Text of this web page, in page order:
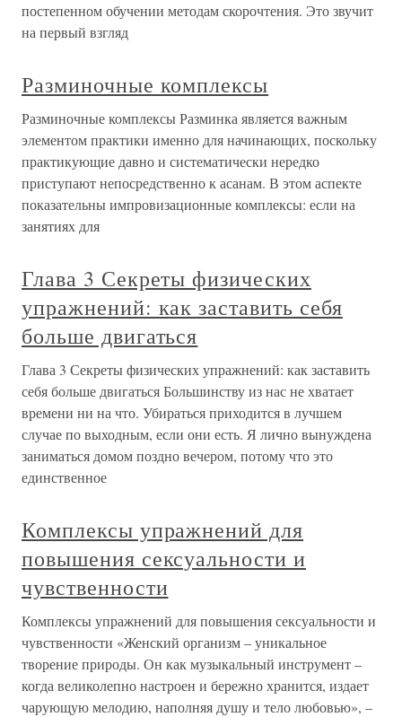
постепенном обучении методам скорочтения. Это звучит
на первый взгляд
Разминочные комплексы
Разминочные комплексы Разминка является важным
элементом практики именно для начинающих, поскольку
практикующие давно и систематически нередко
приступают непосредственно к асанам. В этом аспекте
показательны импровизационные комплексы: если на
занятиях для
Глава 3 Секреты физических
упражнений: как заставить себя
больше двигаться
Глава 3 Секреты физических упражнений: как заставить
себя больше двигаться Большинству из нас не хватает
времени ни на что. Убираться приходится в лучшем
случае по выходным, если они есть. Я лично вынуждена
заниматься домом поздно вечером, потому что это
единственное
Комплексы упражнений для
повышения сексуальности и
чувственности
Комплексы упражнений для повышения сексуальности и
чувственности «Женский организм – уникальное
творение природы. Он как музыкальный инструмент –
когда великолепно настроен и бережно хранится, издает
чарующую мелодию, наполняя душу и тело любовью», –